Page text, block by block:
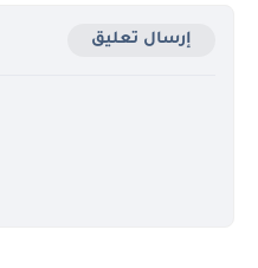
إرسال تعليق